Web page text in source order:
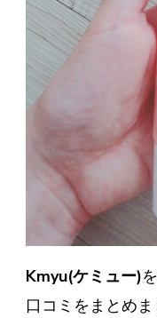
Kmyu(ケミュー)
口コミをまとめま